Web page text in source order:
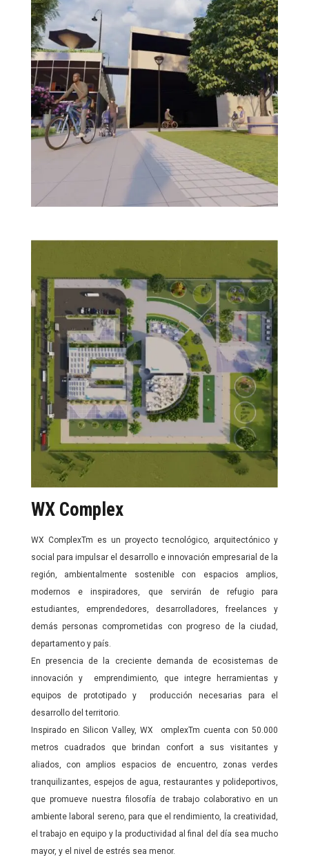
WX Complex
WX ComplexTm es un proyecto tecnológico, arquitectónico y
social para impulsar el desarrollo e innovación empresarial de la
región, ambientalmente sostenible con espacios amplios,
modernos e inspiradores, que servirán de refugio para
estudiantes, emprendedores, desarrolladores, freelances y
demás personas comprometidas con progreso de la ciudad,
departamento y país.
En presencia de la creciente demanda de ecosistemas de
innovación y emprendimiento, que integre herramientas y
equipos de prototipado y producción necesarias para el
desarrollo del territorio.
Inspirado en Silicon Valley, WX omplexTm cuenta con 50.000
metros cuadrados que brindan confort a sus visitantes y
aliados, con amplios espacios de encuentro, zonas verdes
tranquilizantes, espejos de agua, restaurantes y polideportivos,
que promueve nuestra filosofía de trabajo colaborativo en un
ambiente laboral sereno, para que el rendimiento, la creatividad,
el trabajo en equipo y la productividad al final del día sea mucho
mayor, y el nivel de estrés sea menor.